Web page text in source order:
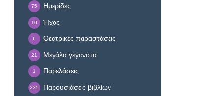
Ημερίδες
75
Ήχος
10
Θεατρικές παραστάσεις
6
Μεγάλα γεγονότα
21
Παρελάσεις
1
Παρουσιάσεις βιβλίων
235